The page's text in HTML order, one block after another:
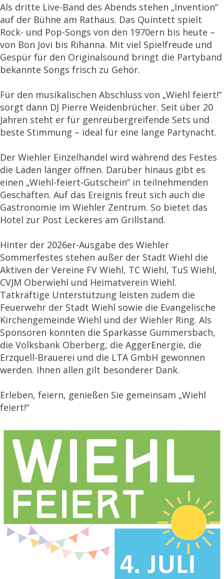
Als dritte Live-Band des Abends stehen „Invention“
auf der Bühne am Rathaus. Das Quintett spielt
Rock- und Pop-Songs von den 1970ern bis heute –
von Bon Jovi bis Rihanna. Mit viel Spielfreude und
Gespür für den Originalsound bringt die Partyband
bekannte Songs frisch zu Gehör.
Für den musikalischen Abschluss von „Wiehl feiert!“
sorgt dann DJ Pierre Weidenbrücher. Seit über 20
Jahren steht er für genreübergreifende Sets und
beste Stimmung – ideal für eine lange Partynacht.
Der Wiehler Einzelhandel wird während des Festes
die Läden länger öffnen. Darüber hinaus gibt es
einen „Wiehl-feiert-Gutschein“ in teilnehmenden
Geschäften. Auf das Ereignis freut sich auch die
Gastronomie im Wiehler Zentrum. So bietet das
Hotel zur Post Leckeres am Grillstand.
Hinter der 2026er-Ausgabe des Wiehler
Sommerfestes stehen außer der Stadt Wiehl die
Aktiven der Vereine FV Wiehl, TC Wiehl, TuS Wiehl,
CVJM Oberwiehl und Heimatverein Wiehl.
Tatkräftige Unterstützung leisten zudem die
Feuerwehr der Stadt Wiehl sowie die Evangelische
Kirchengemeinde Wiehl und der Wiehler Ring. Als
Sponsoren konnten die Sparkasse Gummersbach,
die Volksbank Oberberg, die AggerEnergie, die
Erzquell-Brauerei und die LTA GmbH gewonnen
werden. Ihnen allen gilt besonderer Dank.
Erleben, feiern, genießen Sie gemeinsam „Wiehl
feiert!“